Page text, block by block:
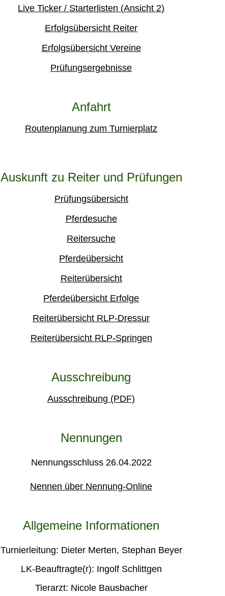
Live Ticker / Starterlisten (Ansicht 2)
Erfolgsübersicht Reiter
Erfolgsübersicht Vereine
Prüfungsergebnisse
Anfahrt
Routenplanung zum Turnierplatz
Auskunft zu Reiter und Prüfungen
Prüfungsübersicht
Pferdesuche
Reitersuche
Pferdeübersicht
Reiterübersicht
Pferdeübersicht Erfolge
Reiterübersicht RLP-Dressur
Reiterübersicht RLP-Springen
Ausschreibung
Ausschreibung (PDF)
Nennungen
Nennungsschluss 26.04.2022
Nennen über Nennung-Online
Allgemeine Informationen
Turnierleitung: Dieter Merten, Stephan Beyer
LK-Beauftragte(r): Ingolf Schlittgen
Tierarzt: Nicole Bausbacher